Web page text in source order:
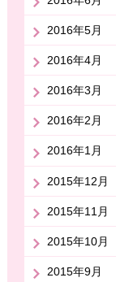
2016年5月
2016年4月
2016年3月
2016年2月
2016年1月
2015年12月
2015年11月
2015年10月
2015年9月